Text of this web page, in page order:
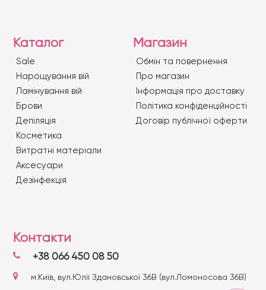
Каталог
Sale
Нарощування вій
Ламінування вій
Брови
Депіляція
Косметика
Витратні матеріали
Аксесуари
Дезінфекція
Магазин
Обмін та повернення
Про магазин
Iнформація про доставку
Політика конфіденційності
Договір публічної оферти
Контакти
+38 066 450 08 50
м.Київ, вул.Юлії Здановської 36В (вул.Ломоносова 36В)